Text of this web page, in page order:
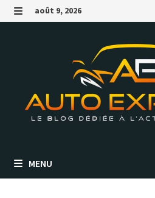
Passer
au MENU
août 9, 2026
MENU